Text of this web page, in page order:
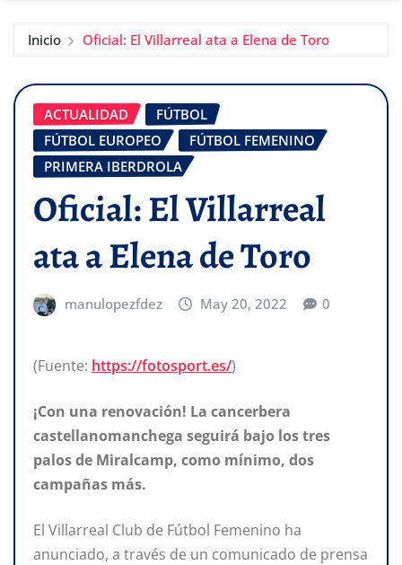
Inicio Oficial: El Villarreal ata a Elena de Toro
ACTUALIDAD
FÚTBOL
FÚTBOL EUROPEO
FÚTBOL FEMENINO
PRIMERA IBERDROLA
Oficial: El Villarreal
ata a Elena de Toro
manulopezfdez May 20, 2022 0
(Fuente: https://fotosport.es/)
¡Con una renovación! La cancerbera
castellanomanchega seguirá bajo los tres
palos de Miralcamp, como mínimo, dos
campañas más.
El Villarreal Club de Fútbol Femenino ha
anunciado, a través de un comunicado de prensa